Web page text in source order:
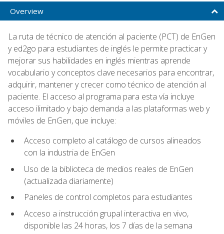
Overview
La ruta de técnico de atención al paciente (PCT) de EnGen
y ed2go para estudiantes de inglés le permite practicar y
mejorar sus habilidades en inglés mientras aprende
vocabulario y conceptos clave necesarios para encontrar,
adquirir, mantener y crecer como técnico de atención al
paciente. El acceso al programa para esta vía incluye
acceso ilimitado y bajo demanda a las plataformas web y
móviles de EnGen, que incluye:
Acceso completo al catálogo de cursos alineados
con la industria de EnGen
Uso de la biblioteca de medios reales de EnGen
(actualizada diariamente)
Paneles de control completos para estudiantes
Acceso a instrucción grupal interactiva en vivo,
disponible las 24 horas, los 7 días de la semana